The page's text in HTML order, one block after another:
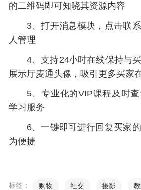
的二维码即可知晓其资源内容
3、打开消息模块，点击联
人管理
4、支持24小时在线保持与
展示厅麦通头像，吸引更多买家
5、专业化的VIP课程及时
学习服务
6、一键即可进行回复买家
为便捷
标签： 购物 社交 摄影